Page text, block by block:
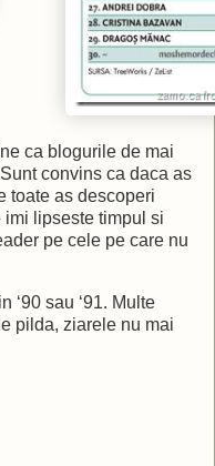
ca blogurile de mai
convins ca daca as
toate as descoperi
lipseste timpul si
pe cele pe care nu
‘90 sau ‘91. Multe
pilda, ziarele nu mai